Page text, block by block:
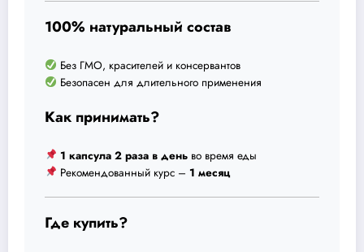
100% натуральный состав
Без ГМО, красителей и консервантов
Безопасен для длительного применения
Как принимать?
1 капсула 2 раза в день во время еды
Рекомендованный курс – 1 месяц
Где купить?